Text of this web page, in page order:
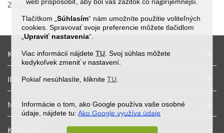
Tlačítkom „Súhlasím“ nám umožníte použitie voliteľných
cookies. Spravovať svoje preferencie môžete tlačidlom
„Upraviť nastavenia“.
Viac informácií nájdete TU . Svoj súhlas môžete
kedykoľvek zmeniť v nastavení.
Pokiaľ nesúhlasíte, klikniteTU
Informácie o tom, ako Google používa vaše osobné
údaje, nájdete tu: Ako Google využíva údaje
Zobrazuje sa 1-1 z 1 položiek
KATEGORIE
INFORMÁCIE
MÔJ ÚČET
KONTAKT